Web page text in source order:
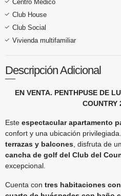
Centro Médico
Club House
Club Social
Vivienda multifamiliar
Descripción Adicional
EN VENTA. PENTHPUSE DE
COUNTRY
Este espectacular apartamento
confort y una ubicación
terrazas y balcones , disfruta de
cancha de golf del Club del
excepcional.
Cuenta con tres habitaciones